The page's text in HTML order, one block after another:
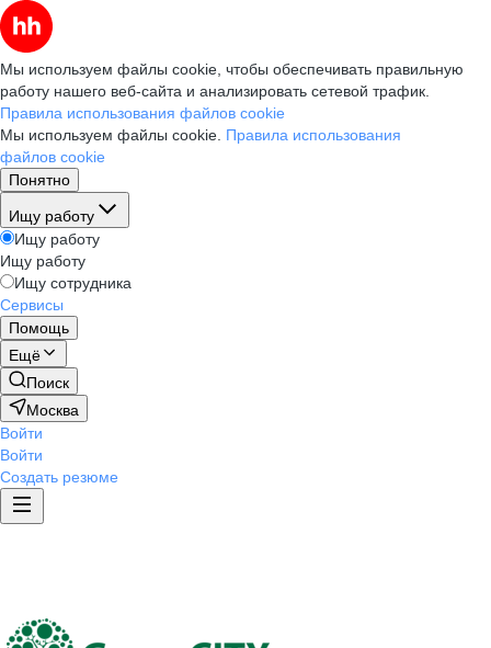
Мы используем файлы cookie, чтобы обеспечивать правильную
работу нашего веб-сайта и анализировать сетевой трафик.
Правила использования файлов cookie
Мы используем файлы cookie. Правила использования
файлов cookie
Понятно
Ищу работу
Ищу работу
Ищу работу
Ищу сотрудника
Сервисы
Помощь
Ещё
Поиск
Москва
Войти
Войти
Создать резюме